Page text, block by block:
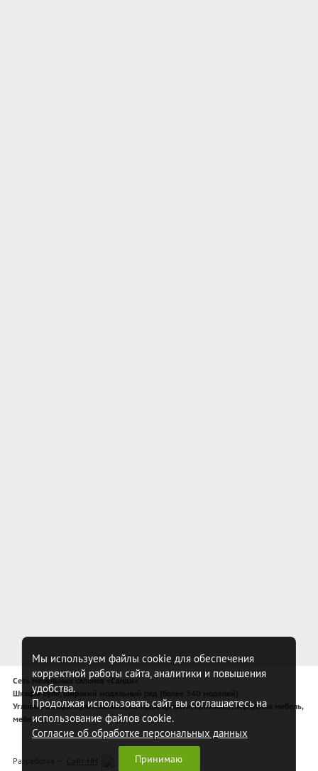
Сеть мебельных салонов «Санди»
Шкафы-купе, широкий модельный ряд (более 340 моделей)
Угловые шкафы-купе, спальни, комоды, кровати, прихожие, корпусная мебель,
мебель для спальни
Разработка — Сайт НН
Мы используем файлы cookie для обеспечения
корректной работы сайта, аналитики и повышения
удобства.
Продолжая использовать сайт, вы соглашаетесь на
использование файлов cookie.
Согласие об обработке персональных данных
Принимаю